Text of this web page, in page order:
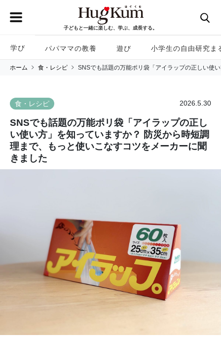
子どもと一緒に楽しむ、学ぶ、成長する。
学び パパママの教養 遊び 小学生の自由研究ま
ホーム 食・レシピ SNSでも話題の万能ポリ袋「アイラップの正しい使
食・レシピ 2026.5.30
SNSでも話題の万能ポリ袋「アイラップの正し
い使い方」を知っていますか？ 防災から時短調
理まで、もっと使いこなすコツをメーカーに聞
きました